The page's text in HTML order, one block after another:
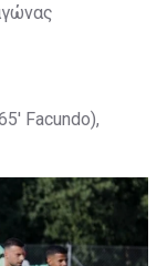
Facundo),
(65' Sol),